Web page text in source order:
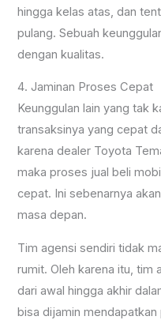
hingga kelas atas, dan
pulang. Sebuah
dengan kualitas.
4. Jaminan Proses Cepat
Keunggulan lain yang tak
transaksinya yang cepat
karena dealer Toyota
maka proses jual beli
cepat. Ini sebenarnya
masa depan.
Tim agensi sendiri tidak
rumit. Oleh karena itu, tim
dari awal hingga akhir
bisa dijamin